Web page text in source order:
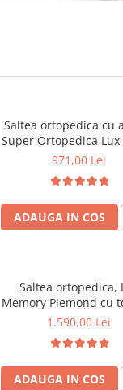
Saltea ortopedica cu
Super Ortopedica Lux
160x200x23cm,
vara-iarna, sistem
perimetral,
971,00 Lei
ADAUGA IN COS
Saltea ortopedica,
Memory Piemond cu
160x200x32cm,
2,5 cm, husa
sistem de aerisire
greutate maxima
1.590,00 Lei
ADAUGA IN COS